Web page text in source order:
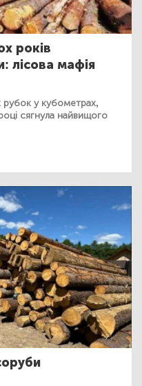
років
лісова мафія
у кубометрах,
сягнула найвищого